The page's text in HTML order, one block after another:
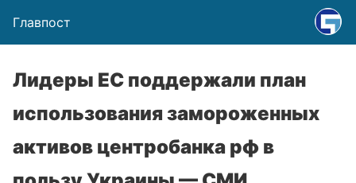
Главпост
Лидеры ЕС поддержали план
использования замороженных
активов центробанка рф в